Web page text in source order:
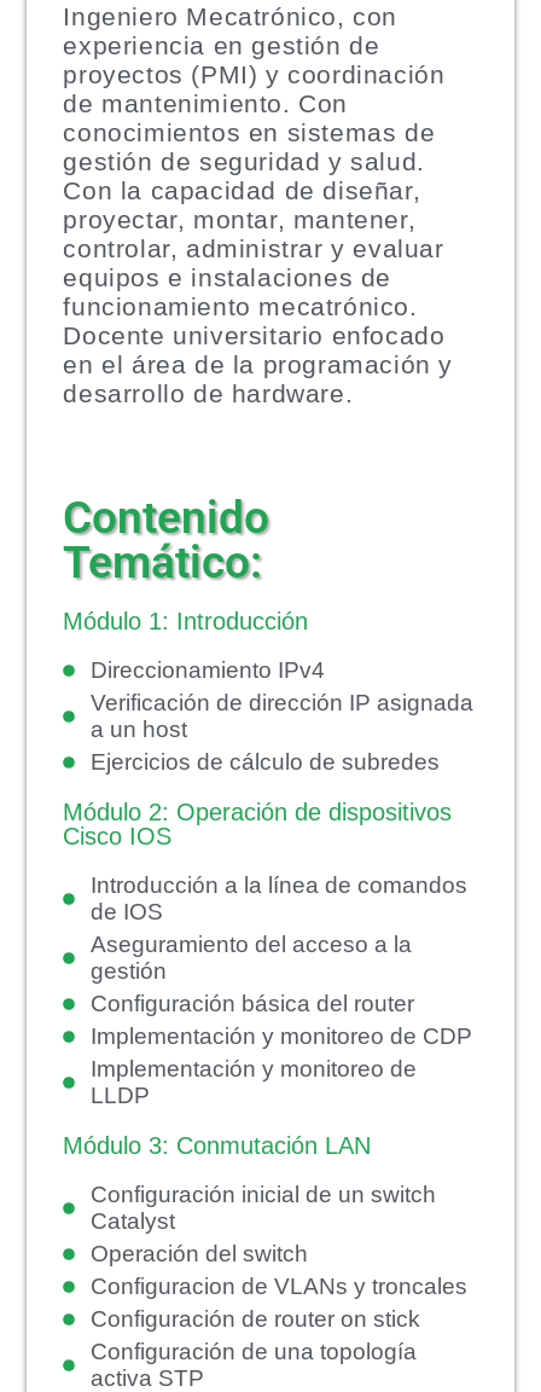
Ingeniero Mecatrónico, con
experiencia en gestión de
proyectos (PMI) y coordinación
de mantenimiento. Con
conocimientos en sistemas de
gestión de seguridad y salud.
Con la capacidad de diseñar,
proyectar, montar, mantener,
controlar, administrar y evaluar
equipos e instalaciones de
funcionamiento mecatrónico.
Docente universitario enfocado
en el área de la programación y
desarrollo de hardware.
Contenido
Temático:
Módulo 1: Introducción
Direccionamiento IPv4
Verificación de dirección IP asignada
a un host
Ejercicios de cálculo de subredes
Módulo 2: Operación de dispositivos
Cisco IOS
Introducción a la línea de comandos
de IOS
Aseguramiento del acceso a la
gestión
Configuración básica del router
Implementación y monitoreo de CDP
Implementación y monitoreo de
LLDP
Módulo 3: Conmutación LAN
Configuración inicial de un switch
Catalyst
Operación del switch
Configuracion de VLANs y troncales
Configuración de router on stick
Configuración de una topología
activa STP